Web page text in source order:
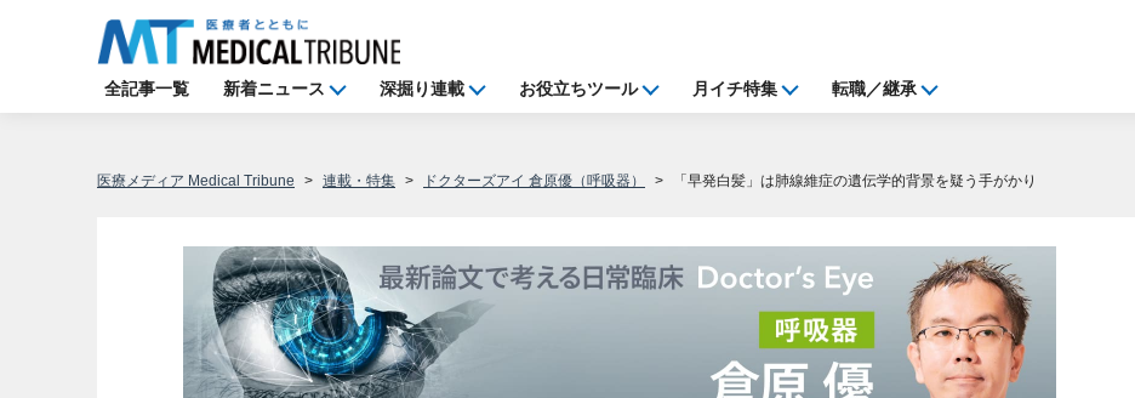
全記事一覧 新着ニュース 深掘り連載 お役立ちツール 月イチ特集 転職／継承
医療メディア Medical Tribune 連載・特集 ドクターズアイ 倉原優（呼吸器） 「早発白髪」は肺線維症の遺伝学的背景を疑う手がかり